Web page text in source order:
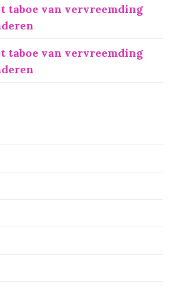
taboe van vervreemding
taboe van vervreemding